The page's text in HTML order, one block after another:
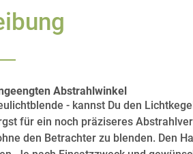
Abstrahlwinkel
- kannst Du den
für ein noch präziseres
den Betrachter zu blenden. Den